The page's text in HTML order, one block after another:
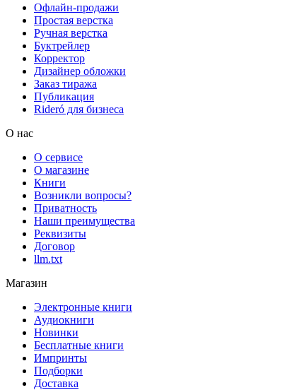
Офлайн-продажи
Простая верстка
Ручная верстка
Буктрейлер
Корректор
Дизайнер обложки
Заказ тиража
Публикация
Rideró для бизнеса
О нас
О сервисе
О магазине
Книги
Возникли вопросы?
Приватность
Наши преимущества
Реквизиты
Договор
llm.txt
Магазин
Электронные книги
Аудиокниги
Новинки
Бесплатные книги
Импринты
Подборки
Доставка